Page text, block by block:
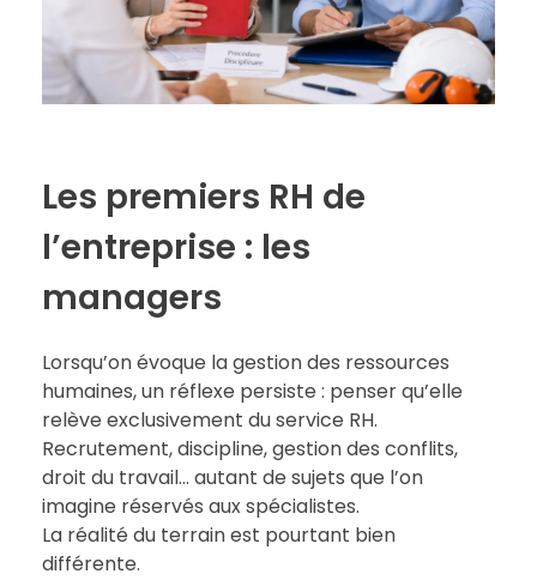
Les premiers RH de
l’entreprise : les
managers
Lorsqu’on évoque la gestion des ressources
humaines, un réflexe persiste : penser qu’elle
relève exclusivement du service RH.
Recrutement, discipline, gestion des conflits,
droit du travail… autant de sujets que l’on
imagine réservés aux spécialistes.
La réalité du terrain est pourtant bien
différente.